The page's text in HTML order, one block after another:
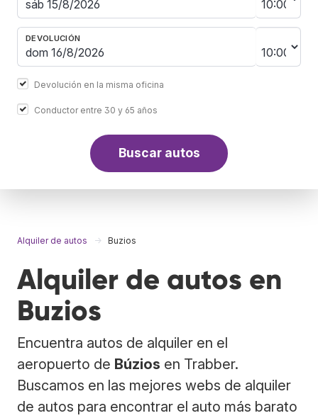
DEVOLUCIÓN
Devolución en la misma oficina
Conductor entre 30 y 65 años
Buscar autos
Alquiler de autos Buzios
Alquiler de autos en
Buzios
Encuentra autos de alquiler en el
aeropuerto de Búzios en Trabber.
Buscamos en las mejores webs de alquiler
de autos para encontrar el auto más barato